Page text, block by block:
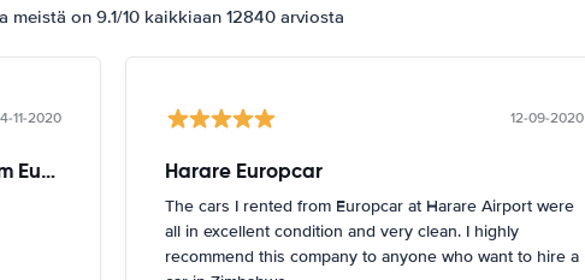
meistä on 9.1/10 kaikkiaan 12840 arviosta
11-2020
It was a great experience renting from Europcar
12-09-2020
Harare Europcar
The cars I rented from Europcar at Harare Airport were
all in excellent condition and very clean. I highly
recommend this company to anyone who want to hire a